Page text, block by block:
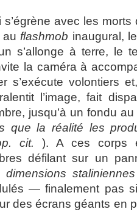
avec les
au flashmob inaugural,
s’allonge à terre, le
la caméra à
s’exécute volontiers
l’image, fait
jusqu’à un fondu
que la réalité les
cit. ). A ces corps
défilant sur un
dimensions staliniennes
— finalement pas
des écrans géants en